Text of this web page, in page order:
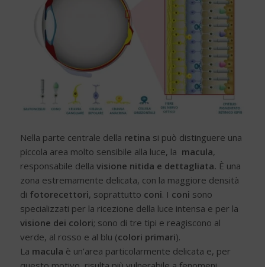
Nella parte centrale della retina si può distinguere una
piccola area molto sensibile alla luce, la macula,
responsabile della visione nitida e dettagliata. È una
zona estremamente delicata, con la maggiore densità
di fotorecettori, soprattutto coni. I coni sono
specializzati per la ricezione della luce intensa e per la
visione dei colori; sono di tre tipi e reagiscono al
verde, al rosso e al blu (colori primari).
La macula è un’area particolarmente delicata e, per